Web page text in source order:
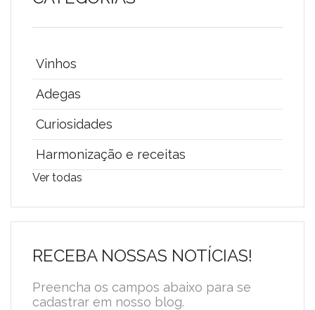
Vinhos
Adegas
Curiosidades
Harmonização e receitas
Ver todas
RECEBA NOSSAS NOTÍCIAS!
Preencha os campos abaixo para se
cadastrar em nosso blog.